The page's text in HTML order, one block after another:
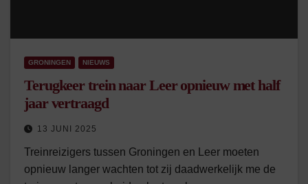
GRONINGEN NIEUWS
Terugkeer trein naar Leer opnieuw met half
jaar vertraagd
13 JUNI 2025
Treinreizigers tussen Groningen en Leer moeten
opnieuw langer wachten tot zij daadwerkelijk me de